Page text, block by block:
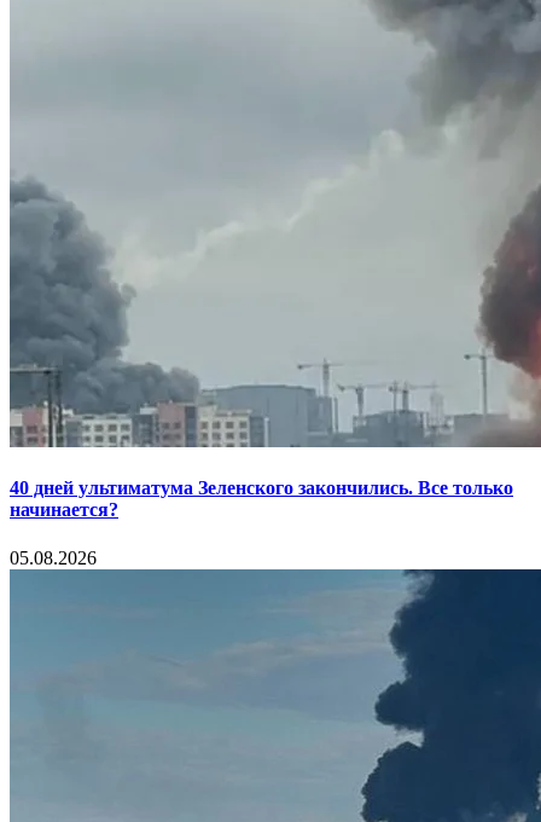
40 дней ультиматума Зеленского закончились. Все только
начинается?
05.08.2026